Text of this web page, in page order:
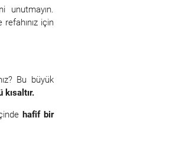
unutmayın.
için
Bu büyük
hafif bir